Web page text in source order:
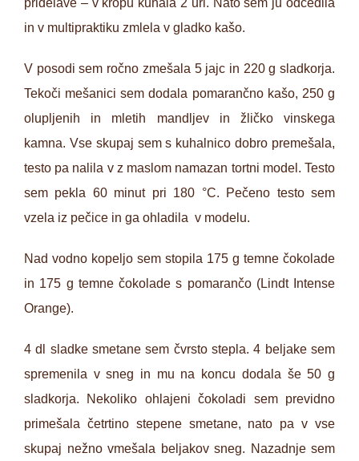
in v multipraktiku zmlela v gladko kašo.
V posodi sem ročno zmešala 5 jajc in 220 g sladkorja.
Tekoči mešanici sem dodala pomarančno kašo, 250 g
olupljenih in mletih mandljev in žličko vinskega
kamna. Vse skupaj sem s kuhalnico dobro premešala,
testo pa nalila v z maslom namazan tortni model. Testo
sem pekla 60 minut pri 180 °C. Pečeno testo sem
vzela iz pečice in ga ohladila v modelu.
Nad vodno kopeljo sem stopila 175 g temne čokolade
in 175 g temne čokolade s pomarančo (Lindt Intense
Orange).
4 dl sladke smetane sem čvrsto stepla. 4 beljake sem
spremenila v sneg in mu na koncu dodala še 50 g
sladkorja. Nekoliko ohlajeni čokoladi sem previdno
primešala četrtino stepene smetane, nato pa v vse
skupaj nežno vmešala beljakov sneg. Nazadnje sem